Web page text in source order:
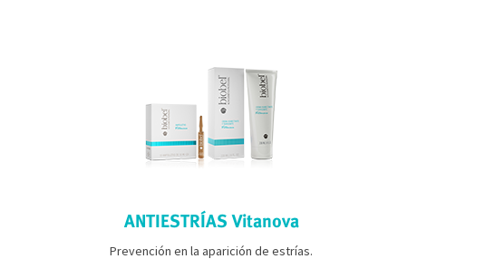
ANTIESTRÍAS Vitanova
Prevención en la aparición de estrías.